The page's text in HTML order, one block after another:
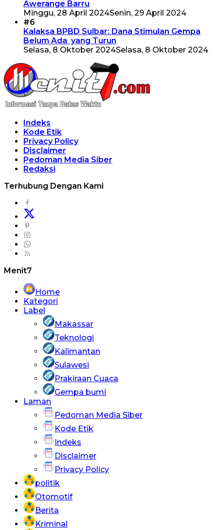
Awerange Barru
Minggu, 28 April 2024Senin, 29 April 2024
#6
Kalaksa BPBD Sulbar: Dana Stimulan Gempa
Belum Ada yang Turun
Selasa, 8 Oktober 2024Selasa, 8 Oktober 2024
Indeks
Kode Etik
Privacy Policy
Disclaimer
Pedoman Media Siber
Redaksi
Terhubung Dengan Kami
Menit7
Home
Kategori
Label
Makassar
Teknologi
Kalimantan
Sulawesi
Prakiraan Cuaca
Gempa bumi
Laman
Pedoman Media Siber
Kode Etik
Indeks
Disclaimer
Privacy Policy
politik
Otomotif
Berita
Kriminal